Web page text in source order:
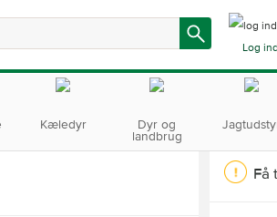
Log ind
Kæledyr Dyr og
landbrug
Få